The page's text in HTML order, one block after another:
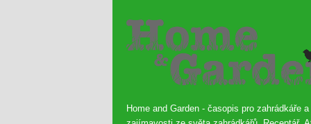
Home and Garden - časopis pro zahrádkáře a